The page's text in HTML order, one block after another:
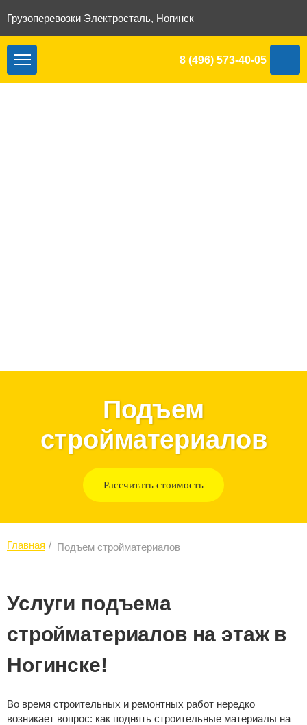
Грузоперевозки Электросталь, Ногинск
8 (496) 573-40-05
Подъем
стройматериалов
Рассчитать стоимость
Главная Подъем стройматериалов
Услуги подъема
стройматериалов на этаж в
Ногинске!
Во время строительных и ремонтных работ нередко
возникает вопрос: как поднять строительные материалы на